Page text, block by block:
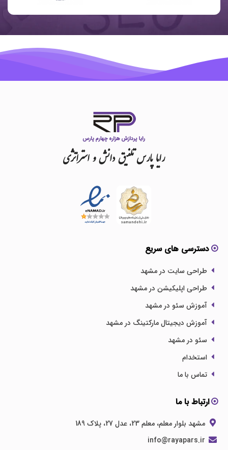
رایاپارستلفیقدانشواستراتژی
دسترسی های سریع
طراحی سایت در مشهد
طراحی اپلیکیشن در مشهد
آموزش سئو در مشهد
آموزش دیجیتال مارکتینگ در مشهد
سئو در مشهد
استخدام
تماس با ما
ارتباط با ما
مشهد بلوار معلم، معلم 23، عدل 27، پلاک 189